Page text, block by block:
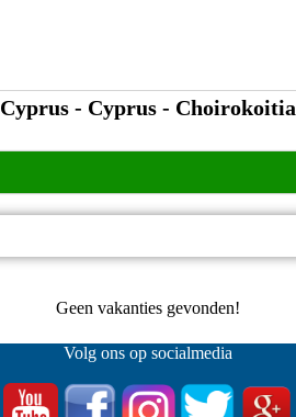
Cyprus - Cyprus - Choirokoitia
Geen vakanties gevonden!
Volg ons op socialmedia